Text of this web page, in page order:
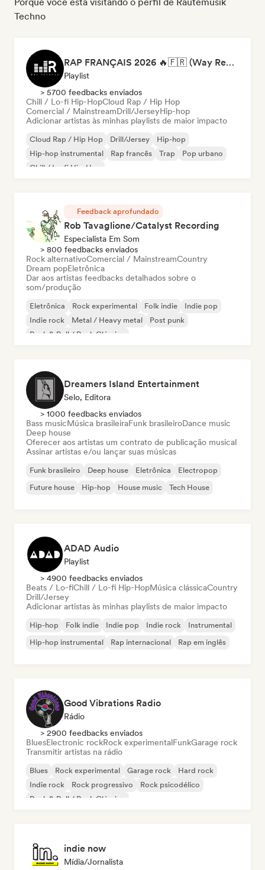
Techno
RAP FRANÇAIS 2026 🔥🇫🇷 (Way Records)
Playlist
> 5700 feedbacks enviados
Chill / Lo-fi Hip-HopCloud Rap / Hip Hop
Comercial / MainstreamDrill/JerseyHip-hop
Adicionar artistas às minhas playlists de maior impacto
Cloud Rap / Hip Hop Drill/Jersey
Hip-hop
Hip-hop instrumental
Rap francês Trap
Pop urbano
Chill / Lo-fi Hip-Hop
Feedback aprofundado
Rob Tavaglione/Catalyst Recording
Especialista Em Som
> 800 feedbacks enviados
Rock alternativoComercial / MainstreamCountry
Dream popEletrônica
Dar aos artistas feedbacks detalhados sobre o
som/produção
Eletrônica Rock experimental Folk indie
Indie pop
Indie rock
Metal / Heavy metal
Post punk
Rock & Roll / Rock Clássico
Dreamers Island Entertainment
Selo, Editora
> 1000 feedbacks enviados
Bass musicMúsica brasileiraFunk brasileiroDance music
Deep house
Oferecer aos artistas um contrato de publicação musical
Assinar artistas e/ou lançar suas músicas
Funk brasileiro Deep house Eletrônica
Electropop
Future house
Hip-hop House music Tech House
ADAD Audio
Playlist
> 4900 feedbacks enviados
Beats / Lo-fiChill / Lo-fi Hip-HopMúsica clássicaCountry
Drill/Jersey
Adicionar artistas às minhas playlists de maior impacto
Hip-hop Folk indie Indie pop Indie rock
Instrumental
Hip-hop instrumental
Rap internacional Rap em inglês
Good Vibrations Radio
Rádio
> 2900 feedbacks enviados
BluesElectronic rockRock experimentalFunkGarage rock
Transmitir artistas na rádio
Blues Rock experimental Garage rock
Hard rock
Indie rock
Rock progressivo
Rock psicodélico
Rock & Roll / Rock Clássico
indie now
Mídia/Jornalista